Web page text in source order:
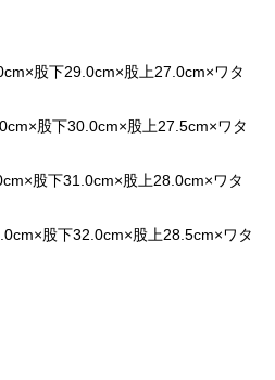
股下29.0cm×股上27.0cm×ワタ
股下30.0cm×股上27.5cm×ワタ
股下31.0cm×股上28.0cm×ワタ
股下32.0cm×股上28.5cm×ワタ